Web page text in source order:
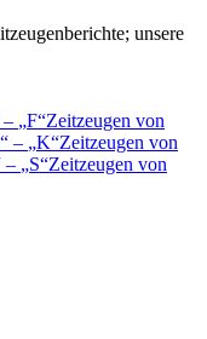
unsere
– F Zeitzeugen von
– K Zeitzeugen von
– S Zeitzeugen von